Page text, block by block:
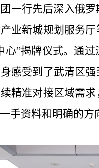
一行先后深入俄
业新城规划服务
心”揭牌仪式。通
感受到了武清区
精准对接区域需
手资料和明确的方